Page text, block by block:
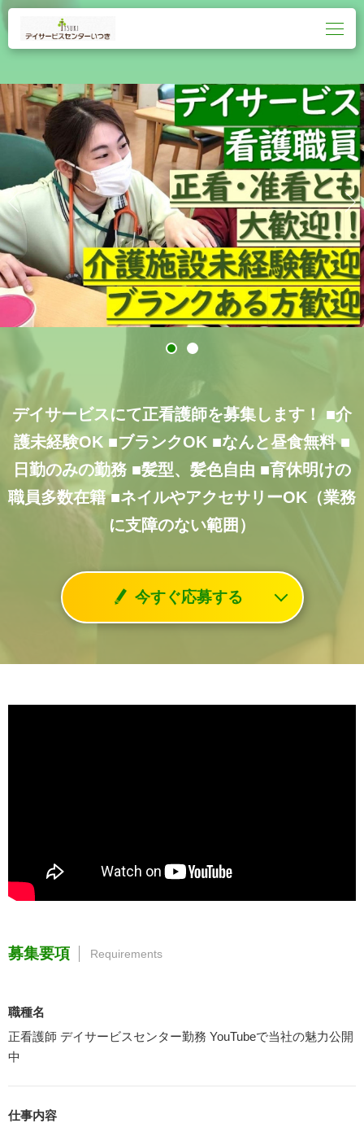
デイサービスにて正看護師を募集します！
■介
護未経験OK ■ブランクOK ■なんと昼食無料■
日勤のみの勤務 ■髪型、髪色自由 ■育休明けの
職員多数在籍■ネイルやアクセサリーOK（業務
に支障のない範囲）
今すぐ応募する
募集要項 Requirements
職種名
正看護師 デイサービスセンター勤務 YouTubeで当社の魅力公開
中
仕事内容